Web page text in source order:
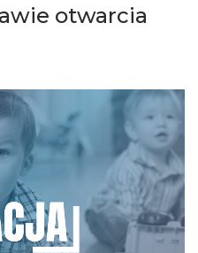
otwarcia